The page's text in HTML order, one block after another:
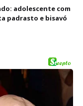
adolescente com
padrasto e bisavó